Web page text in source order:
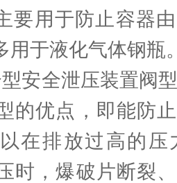
要用于防止容器
用于液化气体钢瓶
安全泄压装置阀
的优点，即能防
在排放过高的压
时，爆破片断裂